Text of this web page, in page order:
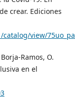
crear. Ediciones
view/
Ramos, O.
en el